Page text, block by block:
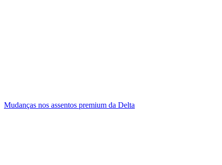
Mudanças nos assentos premium da Delta